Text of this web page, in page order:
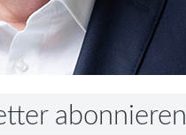
abonnieren